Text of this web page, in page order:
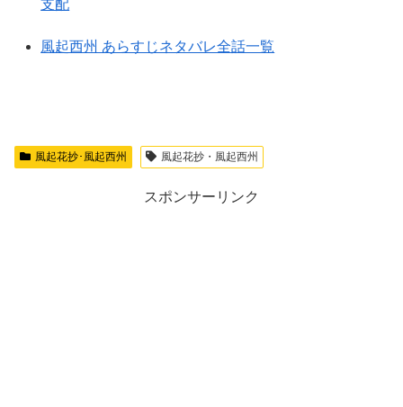
支配
風起西州 あらすじネタバレ全話一覧
風起花抄･風起西州 風起花抄・風起西州
スポンサーリンク